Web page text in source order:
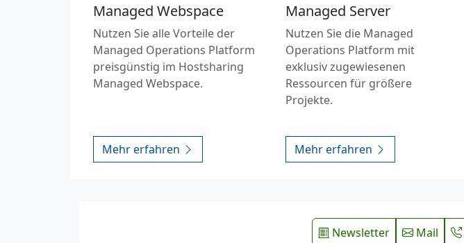
Managed Webspace
Nutzen Sie alle Vorteile der
Managed Operations Platform
preisgünstig im Hostsharing
Managed Webspace.
Mehr erfahren
Managed Server
Nutzen Sie die Managed
Operations Platform mit
exklusiv zugewiesenen
Ressourcen für größere
Projekte.
Mehr erfahren
Newsletter Mail